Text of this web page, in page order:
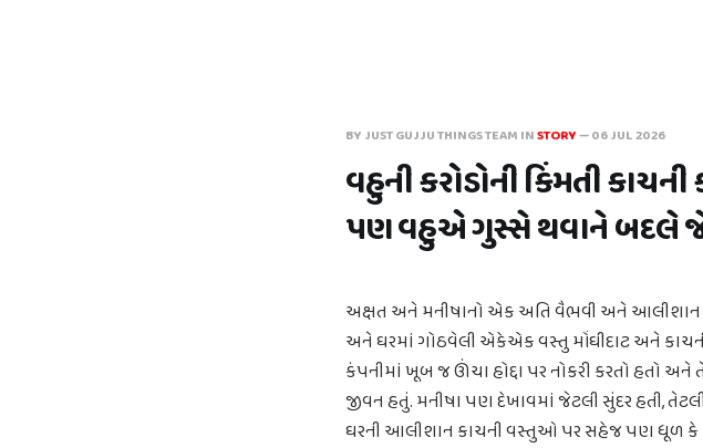
BY JUST GUJJU THINGS TEAM INSTORY—06 JUL 2026
વહુની કરોડોની કિંમતી
પણ વહુએ ગુસ્સે થવાને બદલે જે
અક્ષત અને મનીષાનો એક અતિ વૈભવી અને આલીશાન
અને ઘરમાં ગોઠવેલી એકેએક વસ્તુ મોંઘીદાટ અને
કંપનીમાં ખૂબ જ ઊંચા હોદ્દા પર નોકરી કરતો
જીવન હતું. મનીષા પણ દેખાવમાં જેટલી સુંદર હતી,
ઘરની આલીશાન કાચની વસ્તુઓ પર સહેજ પણ ધૂળ કે